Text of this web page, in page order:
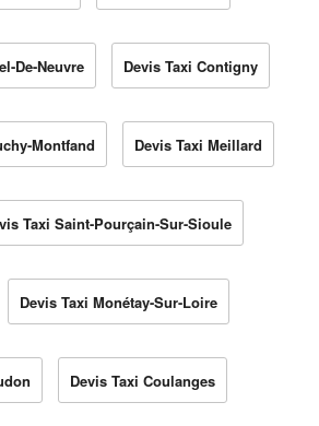
De-Neuvre Devis Taxi Contigny
Montfand Devis Taxi Meillard
Taxi Saint-Pourçain-Sur-Sioule
Devis Taxi Monétay-Sur-Loire
Devis Taxi Coulanges